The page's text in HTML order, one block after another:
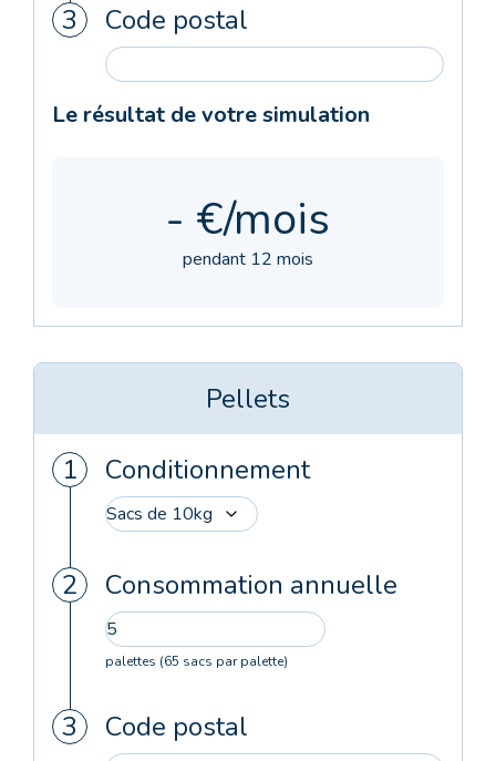
Code postal
Le résultat de votre simulation
- €/mois
pendant 12 mois
Pellets
Conditionnement
Consommation annuelle
palettes (65 sacs par palette)
Code postal